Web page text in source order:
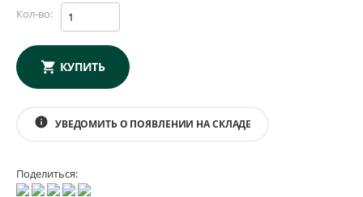
Кол-во:
КУПИТЬ
info УВЕДОМИТЬ О ПОЯВЛЕНИИ НА СКЛАДЕ
Поделиться: